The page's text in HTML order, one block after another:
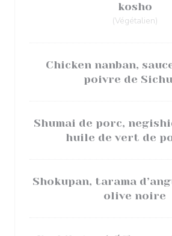
kosho
(Végétalien)
Chicken nanban,
poivre de
Shumai de porc,
huile de vert de
Shokupan, tarama
olive noire